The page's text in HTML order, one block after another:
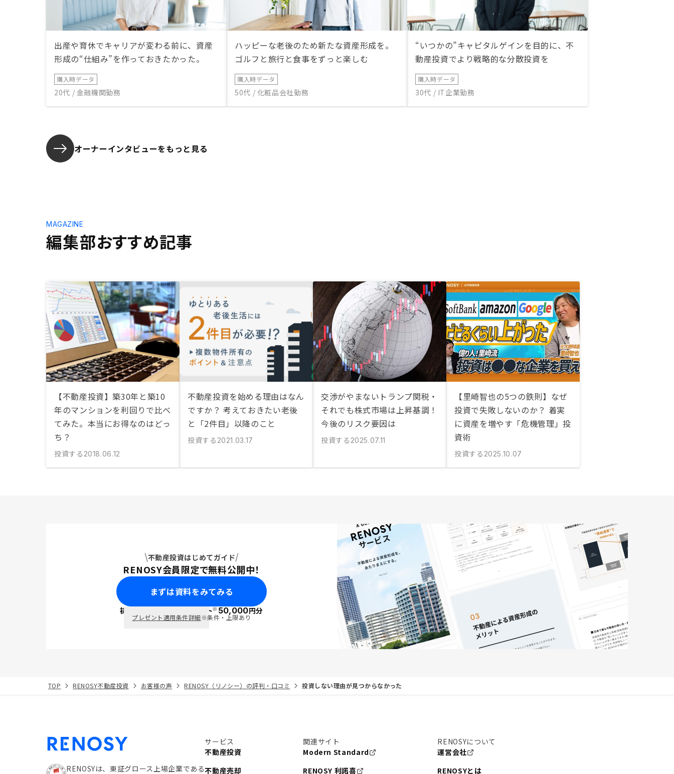
出産や育休でキャリアが変わる前に、資産
形成の“仕組み”を作っておきたかった。
購入時データ
20代 / 金融機関勤務
ハッピーな老後のため新たな資産形成を。
ゴルフと旅行と食事をずっと楽しむ
購入時データ
50代 / 化粧品会社勤務
“いつかの”キャピタルゲインを目的に、不
動産投資でより戦略的な分散投資を
購入時データ
30代 / IT企業勤務
オーナーインタビューをもっと見る
編集部おすすめ記事
MAGAZINE
【不動産投資】築30年と築10
年のマンションを利回りで比べ
てみた。本当にお得なのはどっ
ち？
投資する 2018.06.12
不動産投資を始める理由はなん
ですか？ 考えておきたい老後
と「2件目」以降のこと
投資する 2021.03.17
交渉がやまないトランプ関税・
それでも株式市場は上昇基調！
今後のリスク要因は
投資する 2025.07.11
【里崎智也の5つの鉄則】なぜ
投資で失敗しないのか？ 着実
に資産を増やす「危機管理」投
資術
投資する 2025.10.07
不動産投資はじめてガイド
RENOSY会員限定で無料公開中！
まずは資料をみてみる
初回面談で ポイント※50,000円分
プレゼント適用条件詳細※条件・上限あり
TOP RENOSY不動産投資 お客様の声 RENOSY（リノシー）の評判・口コミ 投資しない理由が見つからなかった
RENOSYは、東証グロース上場企業である
サービス
不動産投資
不動産売却
関連サイト
Modern Standard
RENOSY 利諾喜
RENOSYについて
運営会社
RENOSYとは